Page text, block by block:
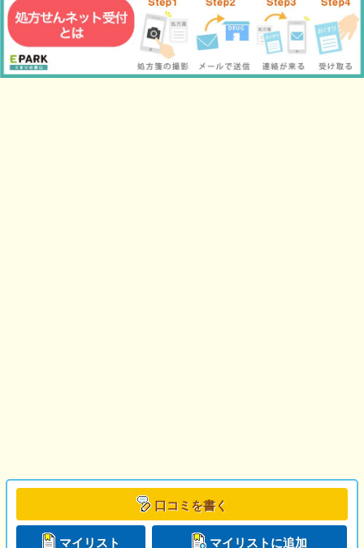
口コミを書く
マイリスト マイリストに追加